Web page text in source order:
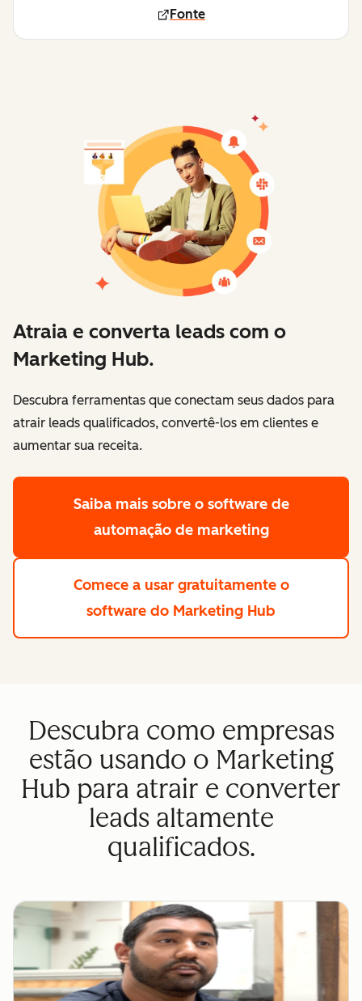
Fonte
Atraia e converta leads com o
Marketing Hub.
Descubra ferramentas que conectam seus dados para
atrair leads qualificados, convertê-los em clientes e
aumentar sua receita.
Saiba mais sobre o software de
automação de marketing
Comece a usar gratuitamente o
software do Marketing Hub
Descubra como empresas
estão usando o Marketing
Hub para atrair e converter
leads altamente
qualificados.